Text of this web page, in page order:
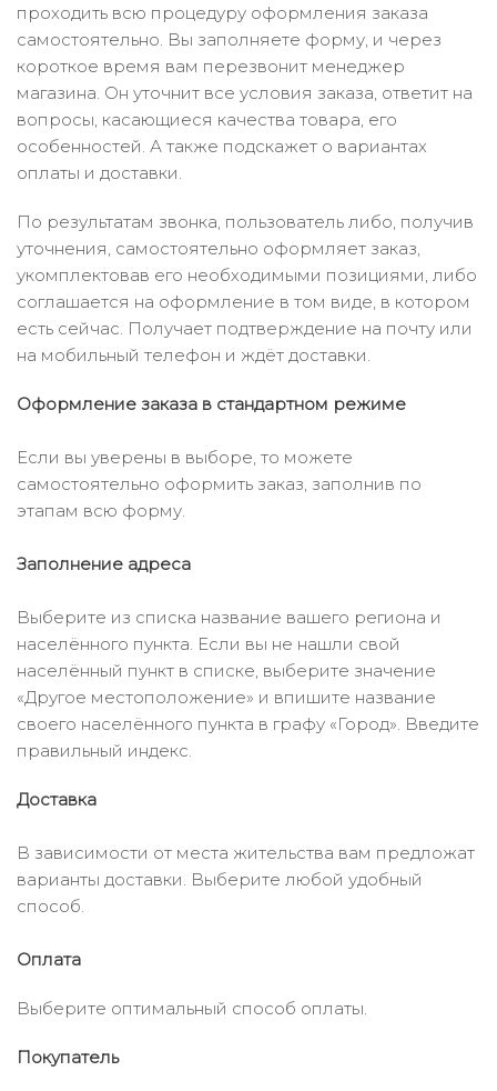
проходить всю процедуру оформления заказа
самостоятельно. Вы заполняете форму, и через
короткое время вам перезвонит менеджер
магазина. Он уточнит все условия заказа, ответит на
вопросы, касающиеся качества товара, его
особенностей. А также подскажет о вариантах
оплаты и доставки.
По результатам звонка, пользователь либо, получив
уточнения, самостоятельно оформляет заказ,
укомплектовав его необходимыми позициями, либо
соглашается на оформление в том виде, в котором
есть сейчас. Получает подтверждение на почту или
на мобильный телефон и ждёт доставки.
Оформление заказа в стандартном режиме
Если вы уверены в выборе, то можете
самостоятельно оформить заказ, заполнив по
этапам всю форму.
Заполнение адреса
Выберите из списка название вашего региона и
населённого пункта. Если вы не нашли свой
населённый пункт в списке, выберите значение
«Другое местоположение» и впишите название
своего населённого пункта в графу «Город». Введите
правильный индекс.
Доставка
В зависимости от места жительства вам предложат
варианты доставки. Выберите любой удобный
способ.
Оплата
Выберите оптимальный способ оплаты.
Покупатель